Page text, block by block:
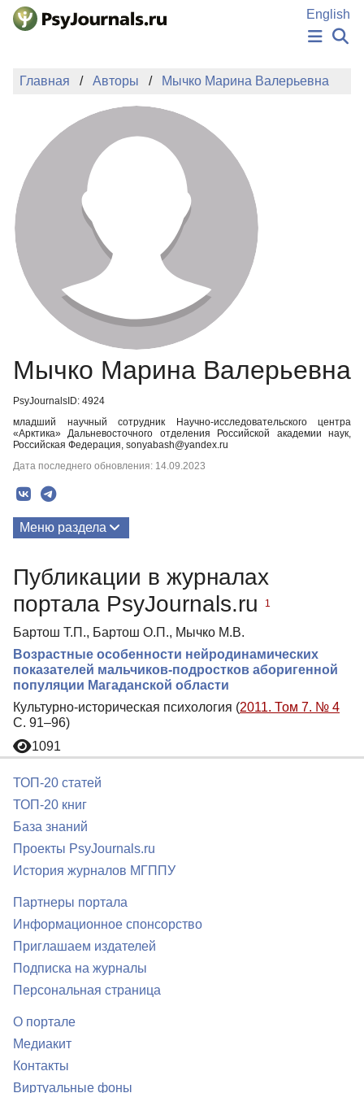
Перейти к основному содержанию
English
НОВОСТИ
АВТОРЫ
ПОДАТЬ РУКОПИСЬ
БАЗА ЗНАНИЙ
КЛЮЧЕВЫЕ СЛОВА
Регистрация
Главная Авторы Мычко Марина Валерьевна
Мычко Марина Валерьевна
PsyJournalsID: 4924
младший научный сотрудник Научно-исследовательского центра
«Арктика» Дальневосточного отделения Российской академии наук,
Российская Федерация, sonyabash@yandex.ru
Дата последнего обновления: 14.09.2023
Меню раздела
Публикации в журналах
портала PsyJournals.ru
1
Бартош Т.П., Бартош О.П., Мычко М.В.
Возрастные особенности нейродинамических
показателей мальчиков-подростков аборигенной
популяции Магаданской области
Культурно-историческая психология (2011. Том 7. № 4
С. 91–96)
1091
ТОП-20 статей
ТОП-20 книг
База знаний
Проекты PsyJournals.ru
История журналов МГППУ
Партнеры портала
Информационное спонсорство
Приглашаем издателей
Подписка на журналы
Персональная страница
О портале
Медиакит
Контакты
Виртуальные фоны